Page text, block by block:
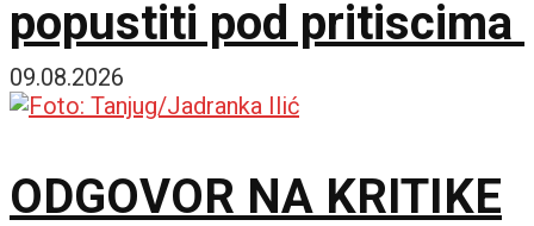
popustiti pod pritiscima
09.08.2026
ODGOVOR NA KRITIKE